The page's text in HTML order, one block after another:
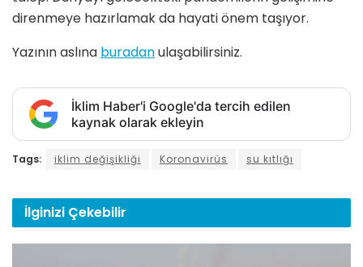
direnmeye hazırlamak da hayati önem taşıyor.
Yazının aslına buradanulaşabilirsiniz.
İklim Haber'i Google'da tercih edilen
kaynak olarak ekleyin
Tags: iklim değişikliği Koronavirüs su kıtlığı
İlginizi Çekebilir